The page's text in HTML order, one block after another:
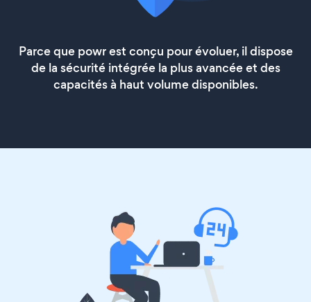
Parce que powr est conçu pour évoluer, il dispose
de la sécurité intégrée la plus avancée et des
capacités à haut volume disponibles.